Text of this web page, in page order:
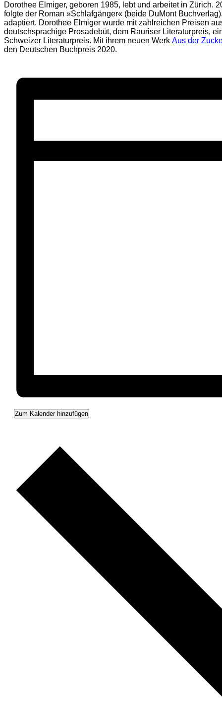
Dorothee Elmiger, geboren 1985, lebt und arbeitet in Zürich.
folgte der Roman »Schlafgänger« (beide DuMont
adaptiert. Dorothee Elmiger wurde mit zahlreichen Preisen
deutschsprachige Prosadebüt, dem Rauriser Literaturpreis,
Schweizer Literaturpreis. Mit ihrem neuen Werk Aus der
den Deutschen Buchpreis 2020.
Zum Kalender hinzufügen